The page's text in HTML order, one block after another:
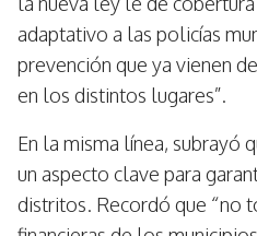
adaptativo a las policías
prevención que ya vienen
en los distintos lugares”.
En la misma línea, subrayó
un aspecto clave para
distritos. Recordó que “no